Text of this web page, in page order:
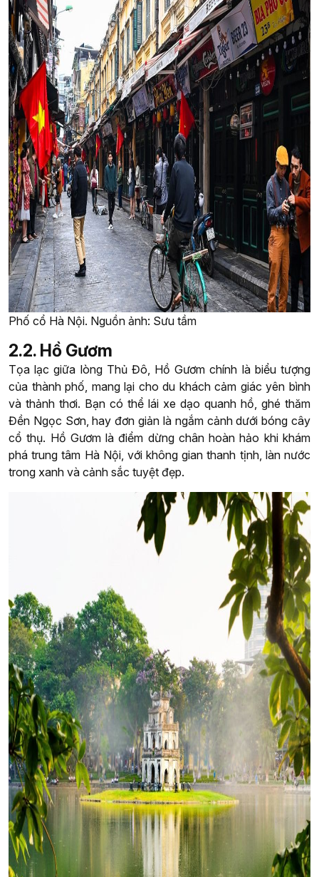
Phố cổ Hà Nội. Nguồn ảnh: Sưu tầm
2.2. Hồ Gươm
Tọa lạc giữa lòng Thủ Đô, Hồ Gươm chính là biểu tượng
của thành phố, mang lại cho du khách cảm giác yên bình
và thảnh thơi. Bạn có thể lái xe dạo quanh hồ, ghé thăm
Đền Ngọc Sơn, hay đơn giản là ngắm cảnh dưới bóng cây
cổ thụ. Hồ Gươm là điểm dừng chân hoàn hảo khi khám
phá trung tâm Hà Nội, với không gian thanh tịnh, làn nước
trong xanh và cảnh sắc tuyệt đẹp.